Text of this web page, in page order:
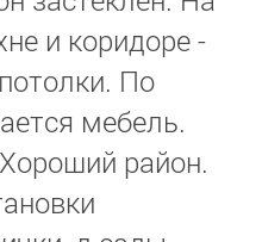
и коридоре -
По
мебель.
район.